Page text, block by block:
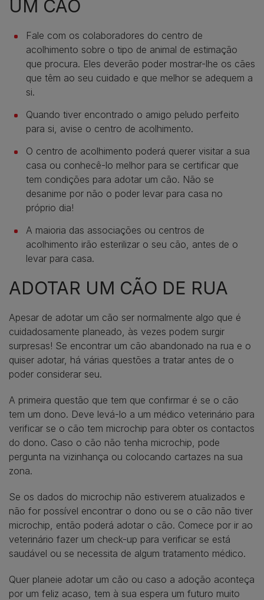
UM CÃO
Fale com os colaboradores do centro de
acolhimento sobre o tipo de animal de estimação
que procura. Eles deverão poder mostrar-lhe os cães
que têm ao seu cuidado e que melhor se adequem a
si.
Quando tiver encontrado o amigo peludo perfeito
para si, avise o centro de acolhimento.
O centro de acolhimento poderá querer visitar a sua
casa ou conhecê-lo melhor para se certificar que
tem condições para adotar um cão. Não se
desanime por não o poder levar para casa no
próprio dia!
A maioria das associações ou centros de
acolhimento irão esterilizar o seu cão, antes de o
levar para casa.
ADOTAR UM CÃO DE RUA
Apesar de adotar um cão ser normalmente algo que é
cuidadosamente planeado, às vezes podem surgir
surpresas! Se encontrar um cão abandonado na rua e o
quiser adotar, há várias questões a tratar antes de o
poder considerar seu.
A primeira questão que tem que confirmar é se o cão
tem um dono. Deve levá-lo a um médico veterinário para
verificar se o cão tem microchip para obter os contactos
do dono. Caso o cão não tenha microchip, pode
pergunta na vizinhança ou colocando cartazes na sua
zona.
Se os dados do microchip não estiverem atualizados e
não for possível encontrar o dono ou se o cão não tiver
microchip, então poderá adotar o cão. Comece por ir ao
veterinário fazer um check-up para verificar se está
saudável ou se necessita de algum tratamento médico.
Quer planeie adotar um cão ou caso a adoção aconteça
por um feliz acaso, tem à sua espera um futuro muito